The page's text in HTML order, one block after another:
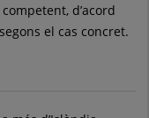
d’acord
el cas concret.